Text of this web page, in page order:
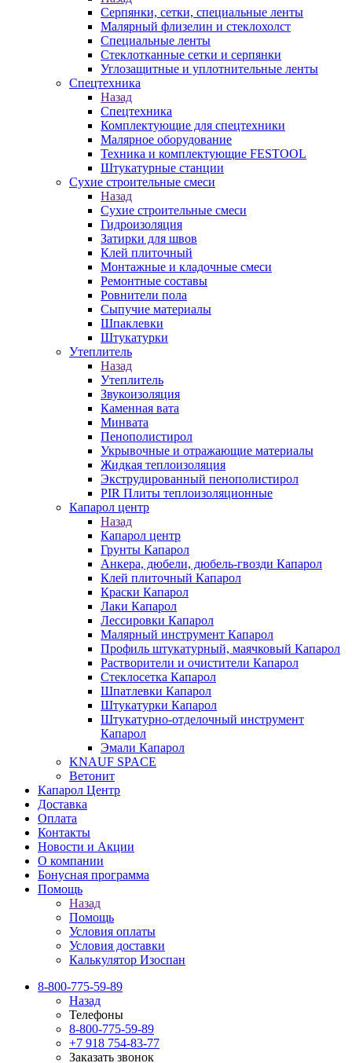
Серпянки, сетки, специальные ленты
Малярный флизелин и стеклохолст
Специальные ленты
Стеклотканные сетки и серпянки
Углозащитные и уплотнительные ленты
Спецтехника
Назад
Спецтехника
Комплектующие для спецтехники
Малярное оборудование
Техника и комплектующие FESTOOL
Штукатурные станции
Сухие строительные смеси
Назад
Сухие строительные смеси
Гидроизоляция
Затирки для швов
Клей плиточный
Монтажные и кладочные смеси
Ремонтные составы
Ровнители пола
Сыпучие материалы
Шпаклевки
Штукатурки
Утеплитель
Назад
Утеплитель
Звукоизоляция
Каменная вата
Минвата
Пенополистирол
Укрывочные и отражающие материалы
Жидкая теплоизоляция
Экструдированный пенополистирол
PIR Плиты теплоизоляционные
Капарол центр
Назад
Капарол центр
Грунты Капарол
Анкера, дюбели, дюбель-гвозди Капарол
Клей плиточный Капарол
Краски Капарол
Лаки Капарол
Лессировки Капарол
Малярный инструмент Капарол
Профиль штукатурный, маячковый Капарол
Растворители и очистители Капарол
Cтеклосетка Капарол
Шпатлевки Капарол
Штукатурки Капарол
Штукатурно-отделочный инструмент
Капарол
Эмали Капарол
KNAUF SPACE
Ветонит
Капарол Центр
Доставка
Оплата
Контакты
Новости и Акции
О компании
Бонусная программа
Помощь
Назад
Помощь
Условия оплаты
Условия доставки
Калькулятор Изоспан
8-800-775-59-89
Назад
Телефоны
8-800-775-59-89
+7 918 754-83-77
Заказать звонок